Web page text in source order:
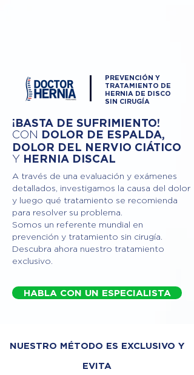
PREVENCIÓN Y
TRATAMIENTO DE
HERNIA DE DISCO
SIN CIRUGÍA
¡BASTA DE SUFRIMIENTO!
CON DOLOR DE ESPALDA,
DOLOR DEL NERVIO CIÁTICO
Y HERNIA DISCAL
A través de una evaluación y exámenes
detallados, investigamos la causa del dolor
y luego qué tratamiento se recomienda
para resolver su problema.
Somos un referente mundial en
prevención y tratamiento sin cirugía.
Descubra ahora nuestro tratamiento
exclusivo.
HABLA CON UN ESPECIALISTA
NUESTRO MÉTODO ES EXCLUSIVO Y
EVITA